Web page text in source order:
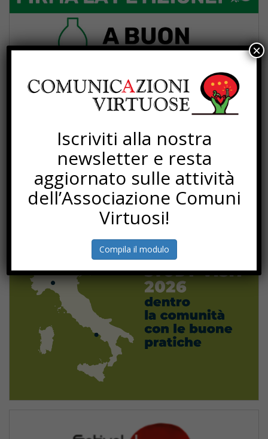
Iscriviti alla nostra
newsletter e resta
aggiornato sulle attività
dell’Associazione Comuni
Virtuosi!
Compila il modulo
×